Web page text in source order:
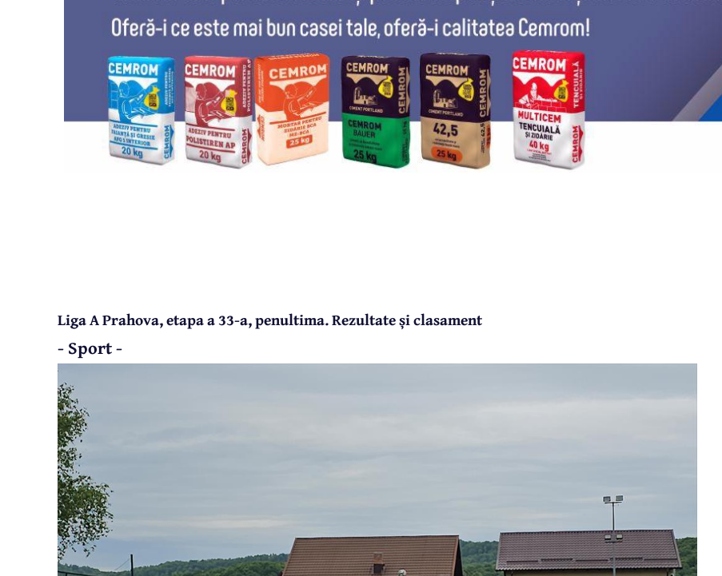
Liga A Prahova, etapa a 33-a, penultima. Rezultate și clasament
- Sport -